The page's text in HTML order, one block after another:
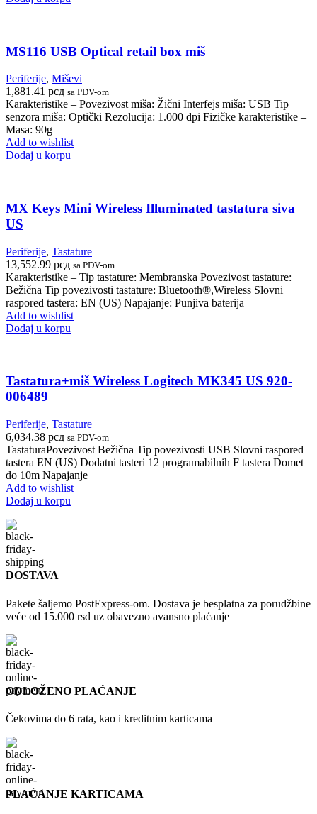
MS116 USB Optical retail box miš
Periferije, Miševi
1,881.41 рсд sa PDV-om
Karakteristike – Povezivost miša: Žični Interfejs miša: USB Tip
senzora miša: Optički Rezolucija: 1.000 dpi Fizičke karakteristike –
Masa: 90g
Add to wishlist
Dodaj u korpu
MX Keys Mini Wireless Illuminated tastatura siva
US
Periferije, Tastature
13,552.99 рсд sa PDV-om
Karakteristike – Tip tastature: Membranska Povezivost tastature:
Bežična Tip povezivosti tastature: Bluetooth®,Wireless Slovni
raspored tastera: EN (US) Napajanje: Punjiva baterija
Add to wishlist
Dodaj u korpu
Tastatura+miš Wireless Logitech MK345 US 920-
006489
Periferije, Tastature
6,034.38 рсд sa PDV-om
TastaturaPovezivost Bežična Tip povezivosti USB Slovni raspored
tastera EN (US) Dodatni tasteri 12 programabilnih F tastera Domet
do 10m Napajanje
Add to wishlist
Dodaj u korpu
DOSTAVA
Pakete šaljemo PostExpress-om. Dostava je besplatna za porudžbine
veće od 15.000 rsd uz obavezno avansno plaćanje
ODLOŽENO PLAĆANJE
Čekovima do 6 rata, kao i kreditnim karticama
PLAĆANJE KARTICAMA